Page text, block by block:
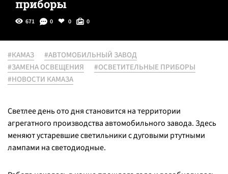
приборы
671 0 0 0
#КАМАЗ
#АВТОМОБИЛЬНЫЙ ЗАВОД
#ЗАМЕНА ОСВЕЩЕНИЯ
#ОСВЕТИТЕЛЬНЫЕ ПРИБОРЫ
#НОВОСТИ КАМАЗА
Светлее день ото дня становится на территории
агрегатного производства автомобильного завода. Здесь
меняют устаревшие светильники с дуговыми ртутными
лампами на светодиодные.